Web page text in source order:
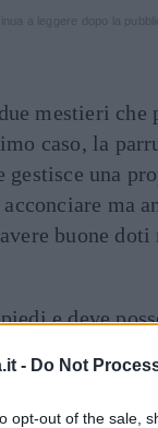
- Do Not
opt-out of the sale,
mestieri che
caso, la
gestisce una
ma
buone
e deve
e l’altro,
le ordinazioni:
distress.